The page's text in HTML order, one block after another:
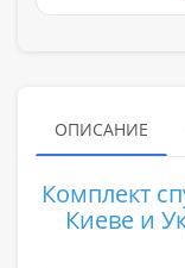
ОПИСАНИЕ
Комплект
Киеве и